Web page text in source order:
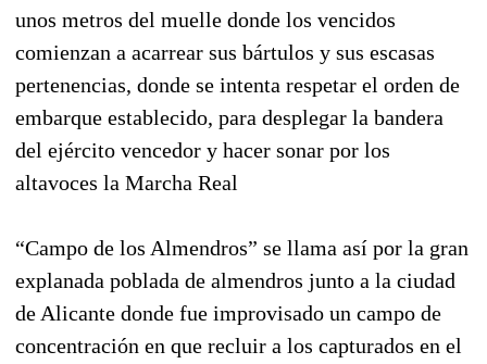
unos metros del muelle donde los vencidos
comienzan a acarrear sus bártulos y sus escasas
pertenencias, donde se intenta respetar el orden de
embarque establecido, para desplegar la bandera
del ejército vencedor y hacer sonar por los
altavoces la Marcha Real
“Campo de los Almendros” se llama así por la gran
explanada poblada de almendros junto a la ciudad
de Alicante donde fue improvisado un campo de
concentración en que recluir a los capturados en el